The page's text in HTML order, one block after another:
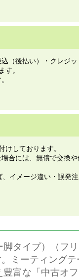
（後払い）・クレジ
す。
けしております。
合には、無償で交換
イメージ違い・誤発
タイプ）（フ
ミーティング
富な「中古オ